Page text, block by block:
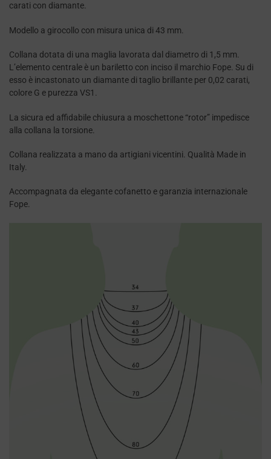
carati con diamante.
Modello a girocollo con misura unica di 43 mm.
Collana dotata di una maglia lavorata dal diametro di 1,5 mm.
L’elemento centrale è un bariletto con inciso il marchio Fope. Su di
esso è incastonato un diamante di taglio brillante per 0,02 carati,
colore G e purezza VS1.
La sicura ed affidabile chiusura a moschettone “rotor” impedisce
alla collana la torsione.
Collana realizzata a mano da artigiani vicentini. Qualità Made in
Italy.
Accompagnata da elegante cofanetto e garanzia internazionale
Fope.